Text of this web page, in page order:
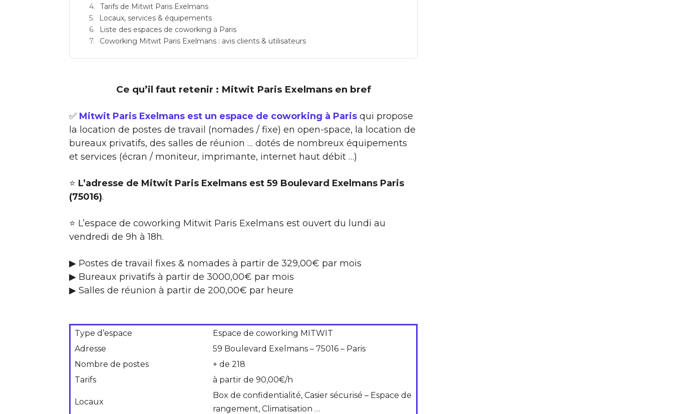
Tarifs de Mitwit Paris Exelmans
Locaux, services & équipements
Liste des espaces de coworking à Paris
Coworking Mitwit Paris Exelmans : avis clients & utilisateurs
Ce qu’il faut retenir : Mitwit Paris Exelmans en bref
✅ Mitwit Paris Exelmans est un espace de coworking à Paris qui propose
la location de postes de travail (nomades / fixe) en open-space, la location de
bureaux privatifs, des salles de réunion … dotés de nombreux équipements
et services (écran / moniteur, imprimante, internet haut débit …)
⭐ L’adresse de Mitwit Paris Exelmans est 59 Boulevard Exelmans Paris
(75016).
⭐ L’espace de coworking Mitwit Paris Exelmans est ouvert du lundi au
vendredi de 9h à 18h.
▶ Postes de travail fixes & nomades à partir de 329,00€ par mois
▶ Bureaux privatifs à partir de 3000,00€ par mois
▶ Salles de réunion à partir de 200,00€ par heure
Type d’espace
Espace de coworking MITWIT
Adresse
59 Boulevard Exelmans – 75016 – Paris
Nombre de postes
+ de 218
Tarifs
à partir de 90,00€/h
Locaux
Box de confidentialité, Casier sécurisé – Espace de
rangement, Climatisation …